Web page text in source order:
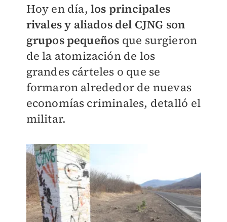
Hoy en día, los principales
rivales y aliados del CJNG son
grupos pequeños que surgieron
de la atomización de los
grandes cárteles o que se
formaron alrededor de nuevas
economías criminales, detalló el
militar.